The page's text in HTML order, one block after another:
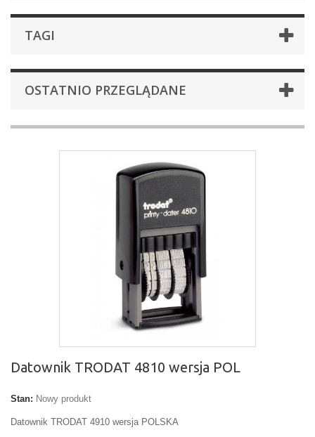
TAGI
OSTATNIO PRZEGLĄDANE
Datownik TRODAT 4810 wersja POL
Stan: Nowy produkt
Datownik TRODAT 4910 wersja POLSKA